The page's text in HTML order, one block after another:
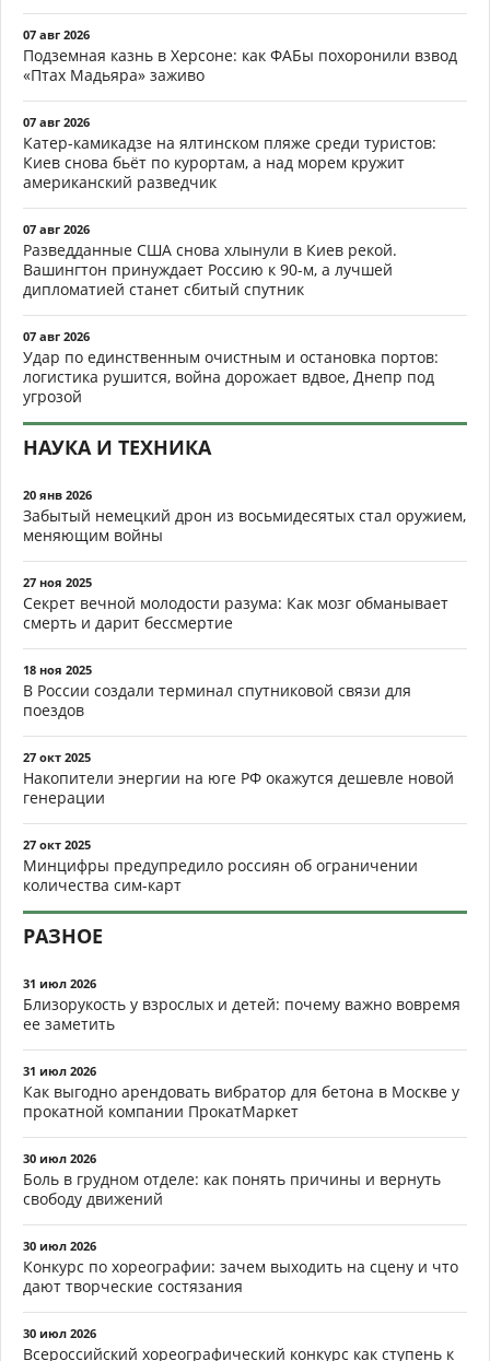
07 авг 2026
Подземная казнь в Херсоне: как ФАБы похоронили взвод
«Птах Мадьяра» заживо
07 авг 2026
Катер-камикадзе на ялтинском пляже среди туристов:
Киев снова бьёт по курортам, а над морем кружит
американский разведчик
07 авг 2026
Разведданные США снова хлынули в Киев рекой.
Вашингтон принуждает Россию к 90-м, а лучшей
дипломатией станет сбитый спутник
07 авг 2026
Удар по единственным очистным и остановка портов:
логистика рушится, война дорожает вдвое, Днепр под
угрозой
НАУКА И ТЕХНИКА
20 янв 2026
Забытый немецкий дрон из восьмидесятых стал оружием,
меняющим войны
27 ноя 2025
Секрет вечной молодости разума: Как мозг обманывает
смерть и дарит бессмертие
18 ноя 2025
В России создали терминал спутниковой связи для
поездов
27 окт 2025
Накопители энергии на юге РФ окажутся дешевле новой
генерации
27 окт 2025
Минцифры предупредило россиян об ограничении
количества сим-карт
РАЗНОЕ
31 июл 2026
Близорукость у взрослых и детей: почему важно вовремя
ее заметить
31 июл 2026
Как выгодно арендовать вибратор для бетона в Москве у
прокатной компании ПрокатМаркет
30 июл 2026
Боль в грудном отделе: как понять причины и вернуть
свободу движений
30 июл 2026
Конкурс по хореографии: зачем выходить на сцену и что
дают творческие состязания
30 июл 2026
Всероссийский хореографический конкурс как ступень к